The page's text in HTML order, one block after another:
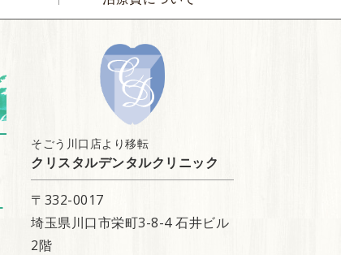
そごう川口店より移転
クリスタルデンタルクリニック
〒332-0017
埼玉県川口市栄町3-8-4 石井ビル
2階